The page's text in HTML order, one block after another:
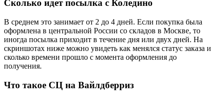
Сколько идет посылка с Коледино
В среднем это занимает от 2 до 4 дней. Если покупка была
оформлена в центральной России со складов в Москве, то
иногда посылка приходит в течение дня или двух дней. На
скриншотах ниже можно увидеть как менялся статус заказа и
сколько времени прошло с момента оформления до
получения.
Что такое СЦ на Вайлдберриз